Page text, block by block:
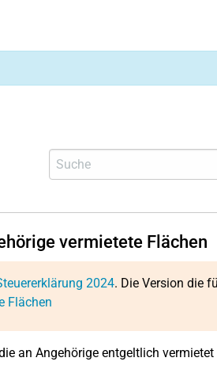
vermietete Flächen
2024. Die Version die
Flächen
an Angehörige entgeltlich vermietet